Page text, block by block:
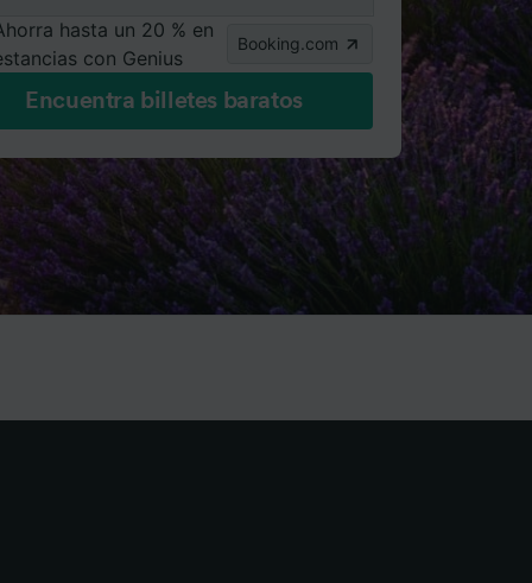
hasta un 20 % en
con Genius
Booking.com
Encuentra billetes baratos